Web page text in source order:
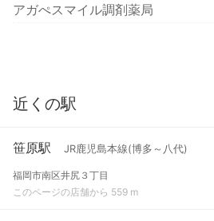
アガぺスマイル調剤薬局
近くの駅
笹原駅 JR鹿児島本線(博多～八代)
福岡市南区井尻３丁目
このページの店舗から 559 m